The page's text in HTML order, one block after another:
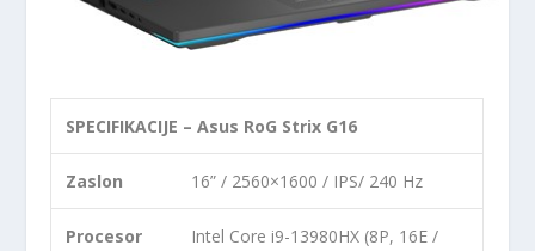
SPECIFIKACIJE – Asus RoG Strix G16
Zaslon 16” / 2560×1600 / IPS/ 240 Hz
Procesor
Intel Core i9-13980HX (8P, 16E /